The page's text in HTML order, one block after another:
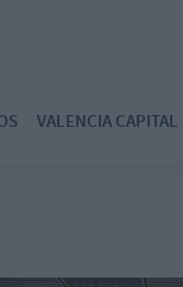
VALENCIA CAPITAL